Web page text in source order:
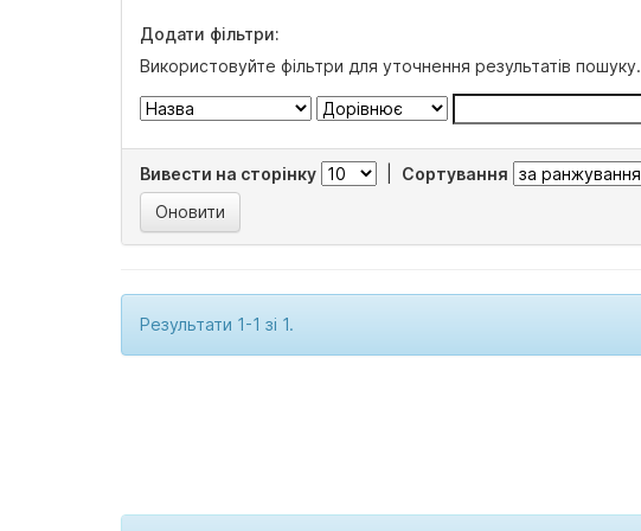
Додати фільтри:
Використовуйте фільтри для уточнення результатів пошуку.
Вивести на сторінку Сортування
Результати 1-1 зі 1.